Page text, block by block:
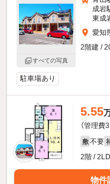
すべての写真
成岩
東成
愛知
2階建 /
駐車場あり
5.55
（管理費
敷 不要
2階 /
物件